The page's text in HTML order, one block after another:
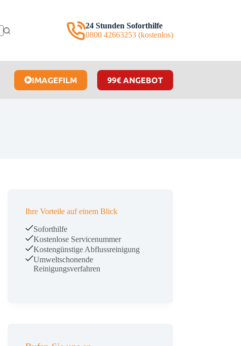
24 Stunden Soforthilfe
0800 42663253 (kostenlos)
IMAGEFILM 99€ ANGEBOT
Ihre Vorteile auf einem Blick
Soforthilfe
Kostenlose Servicenummer
Kostengünstige Abflussreinigung
Umweltschonende
Reinigungsverfahren